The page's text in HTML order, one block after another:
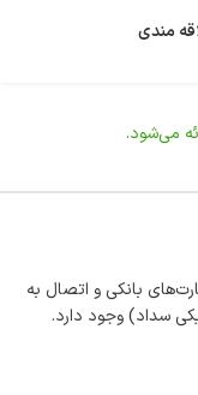
مندی
می‌شود.
بانکی و اتصال به
سداد) وجود دارد.